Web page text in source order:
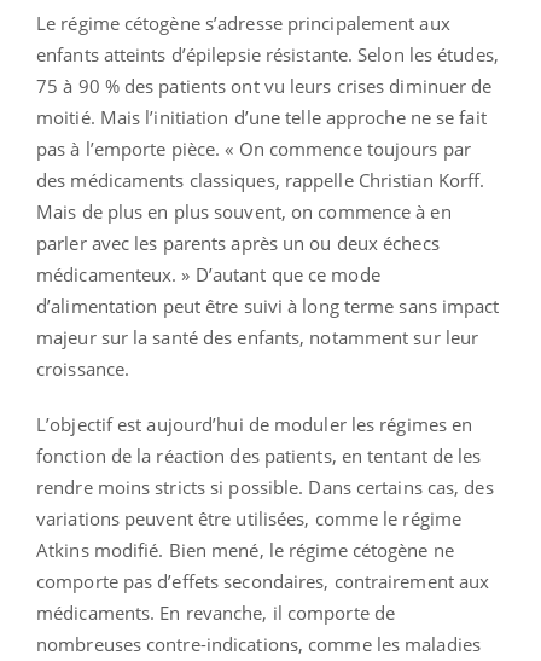
Le régime cétogène s’adresse principalement aux
enfants atteints d’épilepsie résistante. Selon les études,
75 à 90 % des patients ont vu leurs crises diminuer de
moitié. Mais l’initiation d’une telle approche ne se fait
pas à l’emporte pièce. « On commence toujours par
des médicaments classiques, rappelle Christian Korff.
Mais de plus en plus souvent, on commence à en
parler avec les parents après un ou deux échecs
médicamenteux. » D’autant que ce mode
d’alimentation peut être suivi à long terme sans impact
majeur sur la santé des enfants, notamment sur leur
croissance.
L’objectif est aujourd’hui de moduler les régimes en
fonction de la réaction des patients, en tentant de les
rendre moins stricts si possible. Dans certains cas, des
variations peuvent être utilisées, comme le régime
Atkins modifié. Bien mené, le régime cétogène ne
comporte pas d’effets secondaires, contrairement aux
médicaments. En revanche, il comporte de
nombreuses contre-indications, comme les maladies